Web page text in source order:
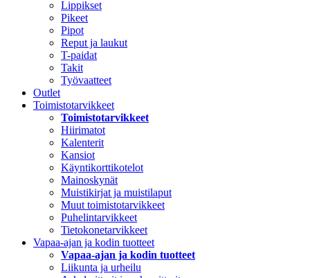
Lippikset
Pikeet
Pipot
Reput ja laukut
T-paidat
Takit
Työvaatteet
Outlet
Toimistotarvikkeet
Toimistotarvikkeet
Hiirimatot
Kalenterit
Kansiot
Käyntikorttikotelot
Mainoskynät
Muistikirjat ja muistilaput
Muut toimistotarvikkeet
Puhelintarvikkeet
Tietokonetarvikkeet
Vapaa-ajan ja kodin tuotteet
Vapaa-ajan ja kodin tuotteet
Liikunta ja urheilu